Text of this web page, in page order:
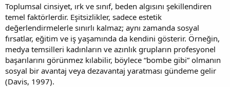
Toplumsal cinsiyet, ırk ve sınıf, beden algısını şekillendiren
temel faktörlerdir. Eşitsizlikler, sadece estetik
değerlendirmelerle sınırlı kalmaz; aynı zamanda sosyal
fırsatlar, eğitim ve iş yaşamında da kendini gösterir. Örneğin,
medya temsilleri kadınların ve azınlık grupların profesyonel
başarılarını görünmez kılabilir, böylece “bombe gibi” olmanın
sosyal bir avantaj veya dezavantaj yaratması gündeme gelir
(Davis, 1997).